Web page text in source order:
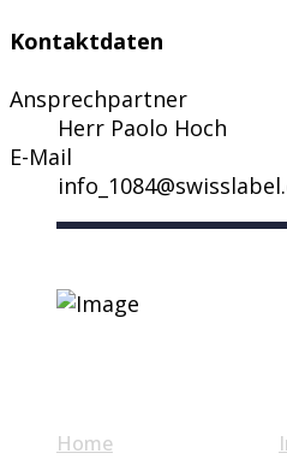
Kontaktdaten
Ansprechpartner
Herr Paolo Hoch
E-Mail
Home